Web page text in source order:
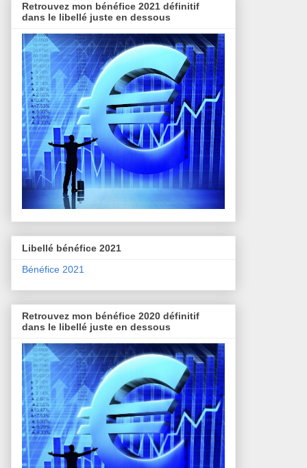
Retrouvez mon bénéfice 2021 définitif
dans le libellé juste en dessous
Libellé bénéfice 2021
Bénéfice 2021
Retrouvez mon bénéfice 2020 définitif
dans le libellé juste en dessous